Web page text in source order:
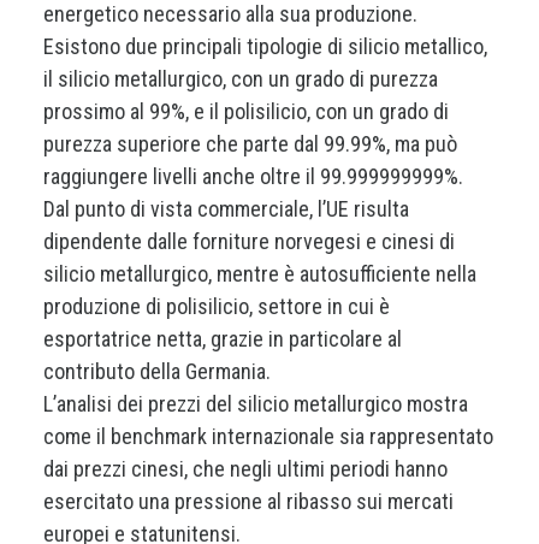
energetico necessario alla sua produzione.
Esistono due principali tipologie di silicio metallico,
il silicio metallurgico, con un grado di purezza
prossimo al 99%, e il polisilicio, con un grado di
purezza superiore che parte dal 99.99%, ma può
raggiungere livelli anche oltre il 99.999999999%.
Dal punto di vista commerciale, l’UE risulta
dipendente dalle forniture norvegesi e cinesi di
silicio metallurgico, mentre è autosufficiente nella
produzione di polisilicio, settore in cui è
esportatrice netta, grazie in particolare al
contributo della Germania.
L’analisi dei prezzi del silicio metallurgico mostra
come il benchmark internazionale sia rappresentato
dai prezzi cinesi, che negli ultimi periodi hanno
esercitato una pressione al ribasso sui mercati
europei e statunitensi.